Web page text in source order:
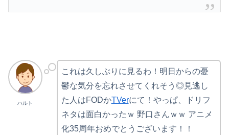
ハルト
これは久しぶりに見るわ！明日からの憂
鬱な気分を忘れさせてくれそう◎見逃し
た人はFODかTVerにて！やっぱ、ドリフ
ネタは面白かったｗ 野口さんｗｗ アニメ
化35周年おめでとうございます！！